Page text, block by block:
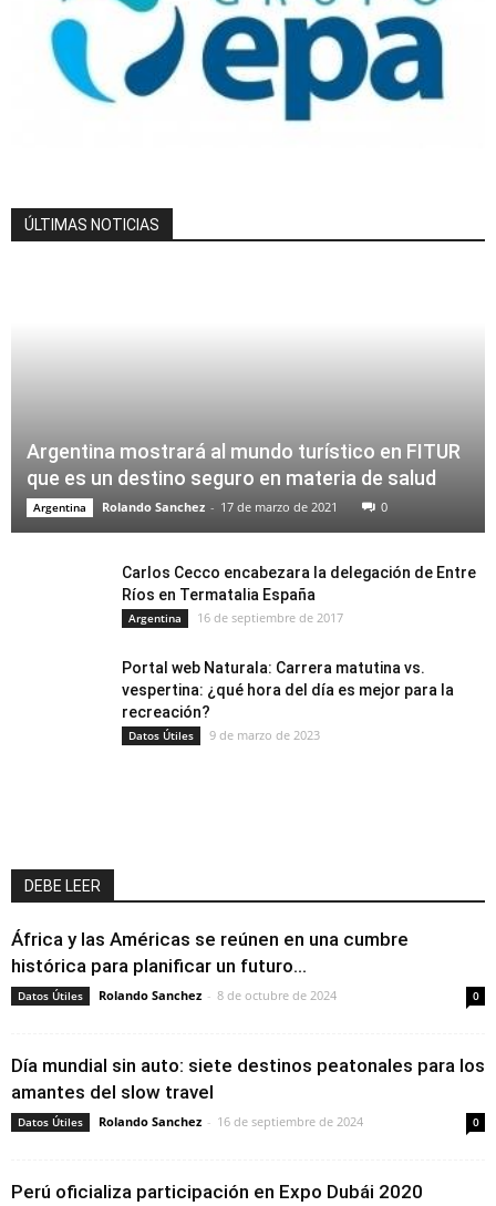
ÚLTIMAS NOTICIAS
Argentina mostrará al mundo turístico en FITUR
que es un destino seguro en materia de salud
Argentina Rolando Sanchez - 17 de marzo de 2021 0
Carlos Cecco encabezara la delegación de Entre
Ríos en Termatalia España
Argentina 16 de septiembre de 2017
Portal web Naturala: Carrera matutina vs.
vespertina: ¿qué hora del día es mejor para la
recreación?
Datos Útiles 9 de marzo de 2023
DEBE LEER
África y las Américas se reúnen en una cumbre
histórica para planificar un futuro...
Datos Útiles Rolando Sanchez - 8 de octubre de 2024 0
Día mundial sin auto: siete destinos peatonales para los
amantes del slow travel
Datos Útiles Rolando Sanchez - 16 de septiembre de 2024 0
Perú oficializa participación en Expo Dubái 2020